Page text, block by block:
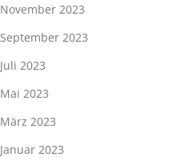
November 2023
September 2023
Juli 2023
Mai 2023
März 2023
Januar 2023